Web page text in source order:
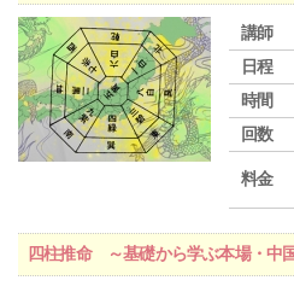
講師
日程
時間
回数
料金
四柱推命 ～基礎から学ぶ本場・中